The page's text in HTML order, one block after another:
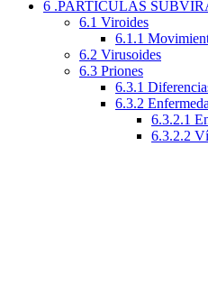
6 .PARTÍCULAS
6.1 Viroides
6.1.1
6.2 Virusoides
6.3 Priones
6.3.1
6.3.2
6.3.2.1
6.3.2.2